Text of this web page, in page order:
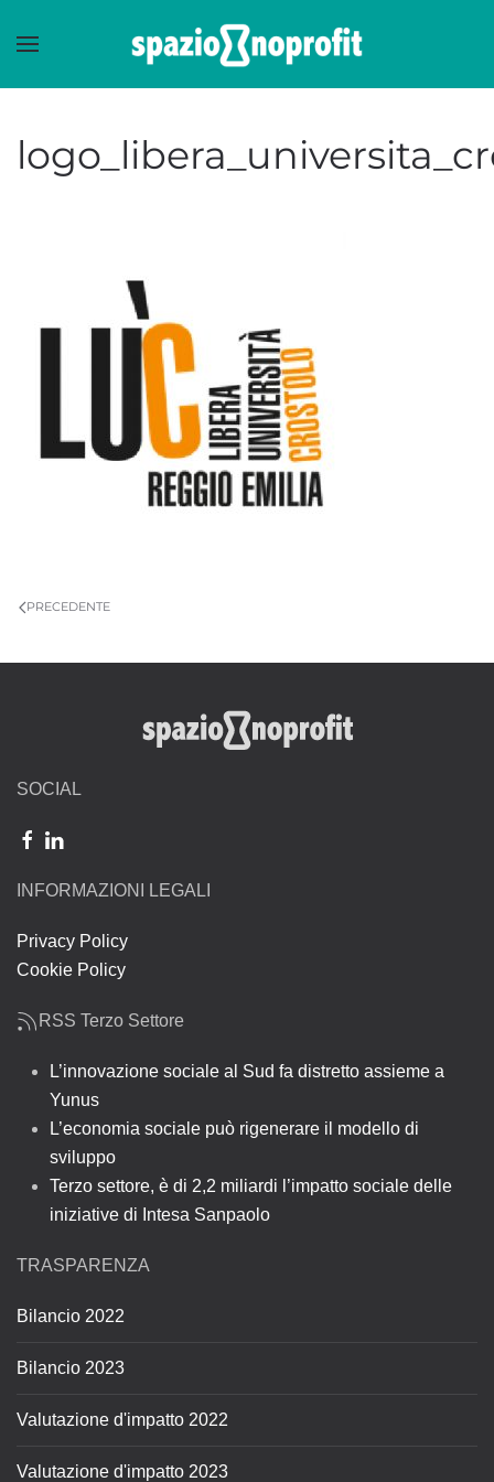
Skip to main content
PRECEDENTE
SOCIAL
INFORMAZIONI LEGALI
Privacy Policy
Cookie Policy
RSS Terzo Settore
L’innovazione sociale al Sud fa distretto assieme a
Yunus
L’economia sociale può rigenerare il modello di
sviluppo
Terzo settore, è di 2,2 miliardi l’impatto sociale delle
iniziative di Intesa Sanpaolo
TRASPARENZA
Bilancio 2022
Bilancio 2023
Valutazione d'impatto 2022
Valutazione d'impatto 2023